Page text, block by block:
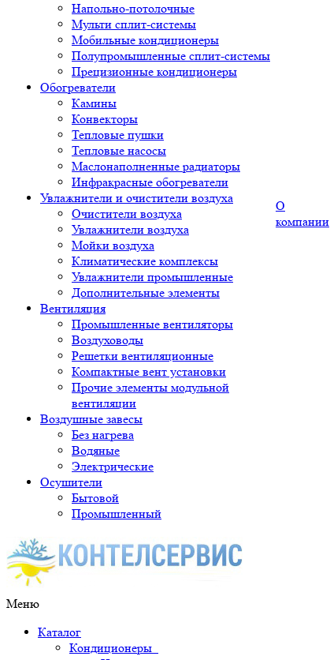
Напольно-потолочные
Мульти сплит-системы
Мобильные кондиционеры
Полупромышленные сплит-системы
Прецизионные кондиционеры
Обогреватели
Камины
Конвекторы
Тепловые пушки
Тепловые насосы
Маслонаполненные радиаторы
Инфракрасные обогреватели
Увлажнители и очистители воздуха
Очистители воздуха
Увлажнители воздуха
Мойки воздуха
Климатические комплексы
Увлажнители промышленные
Дополнительные элементы
Вентиляция
Промышленные вентиляторы
Воздуховоды
Решетки вентиляционные
Компактные вент установки
Прочие элементы модульной
вентиляции
Воздушные завесы
Без нагрева
Водяные
Электрические
Осушители
Бытовой
Промышленный
О
компании
Меню
Каталог
Кондиционеры